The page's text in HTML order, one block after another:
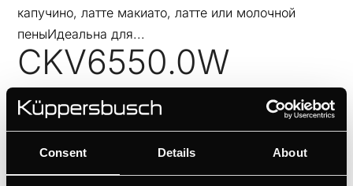
Consent Details About
капучино, латте макиато, латте или молочной
пеныИдеальна для...
CKV6550.0W
от Ivan Flores Июн 19, 2026
ЖК-дисплей с текстовыми и графическими
полямиЭлектронное управление с сенсорными
кнопкамиПрограммируемое количество кофе для 5